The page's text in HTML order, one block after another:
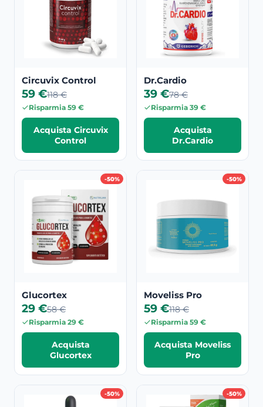
Circuvix Control
59 €118 €
Risparmia 59 €
Acquista Circuvix
Control
Dr.Cardio
39 €78 €
Risparmia 39 €
Acquista
Dr.Cardio
-50%
Glucortex
29 €58 €
Risparmia 29 €
Acquista
Glucortex
-50%
Moveliss Pro
59 €118 €
Risparmia 59 €
Acquista Moveliss
Pro
-50% -50%